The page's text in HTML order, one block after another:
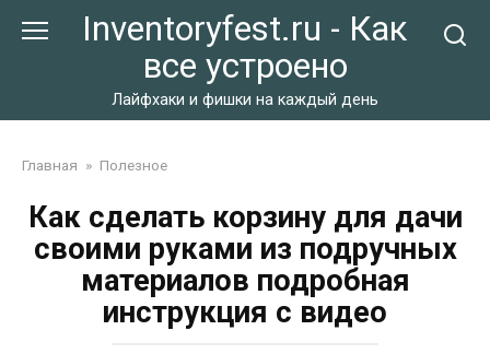
Inventoryfest.ru - Как
все устроено
Лайфхаки и фишки на каждый день
Главная » Полезное
Как сделать корзину для дачи
своими руками из подручных
материалов подробная
инструкция с видео